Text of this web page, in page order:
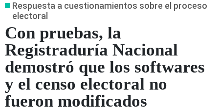
Respuesta a cuestionamientos sobre el proceso
electoral
Con pruebas, la
Registraduría Nacional
demostró que los softwares
y el censo electoral no
fueron modificados